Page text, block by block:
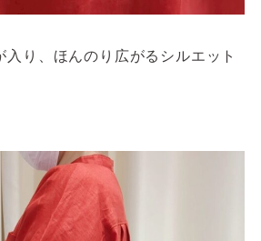
入り、ほんのり広がるシルエット